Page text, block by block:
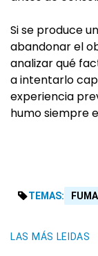
Si se produce
abandonar el
analizar qué
a intentarlo
experiencia
humo siempre
TEMAS:
LAS MÁS LEIDAS